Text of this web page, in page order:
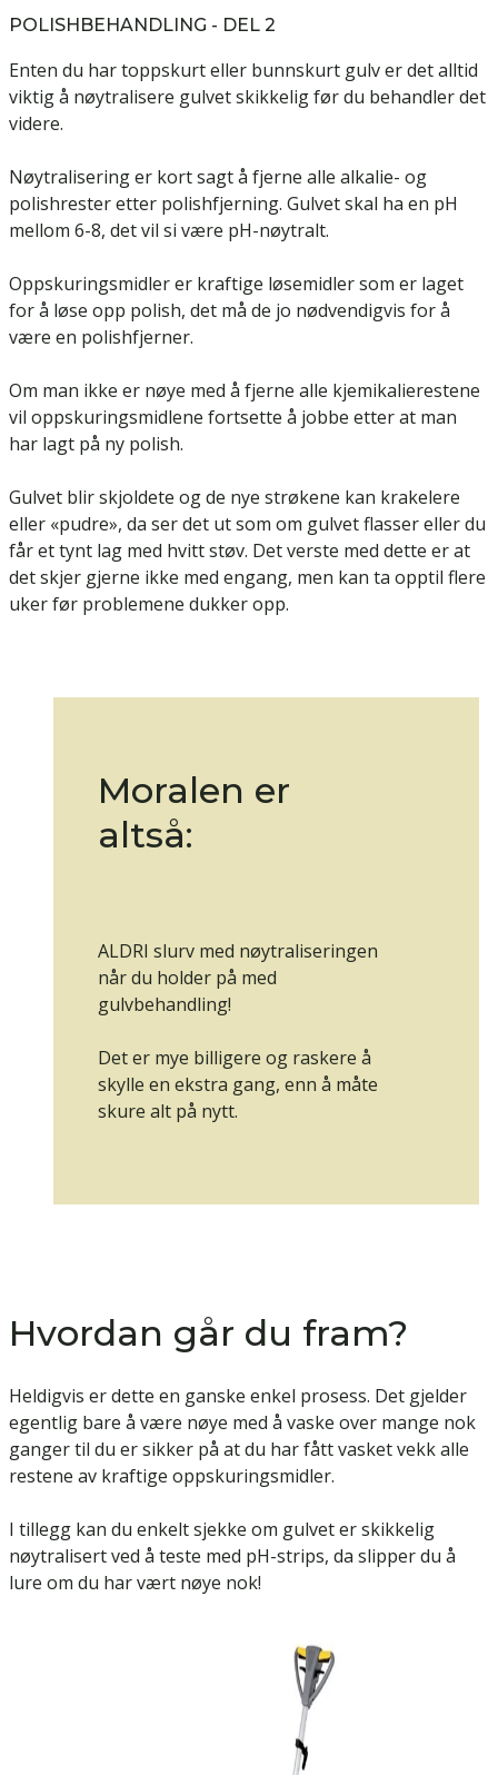
POLISHBEHANDLING - DEL 2
Enten du har toppskurt eller bunnskurt gulv er det alltid
viktig å nøytralisere gulvet skikkelig før du behandler det
videre.
Nøytralisering er kort sagt å fjerne alle alkalie- og
polishrester etter polishfjerning. Gulvet skal ha en pH
mellom 6-8, det vil si være pH-nøytralt.
Oppskuringsmidler er kraftige løsemidler som er laget
for å løse opp polish, det må de jo nødvendigvis for å
være en polishfjerner.
Om man ikke er nøye med å fjerne alle kjemikalierestene
vil oppskuringsmidlene fortsette å jobbe etter at man
har lagt på ny polish.
Gulvet blir skjoldete og de nye strøkene kan krakelere
eller «pudre», da ser det ut som om gulvet flasser eller du
får et tynt lag med hvitt støv. Det verste med dette er at
det skjer gjerne ikke med engang, men kan ta opptil flere
uker før problemene dukker opp.
Moralen er
altså:
ALDRI slurv med nøytraliseringen
når du holder på med
gulvbehandling!
Det er mye billigere og raskere å
skylle en ekstra gang, enn å måte
skure alt på nytt.
Hvordan går du fram?
Heldigvis er dette en ganske enkel prosess. Det gjelder
egentlig bare å være nøye med å vaske over mange nok
ganger til du er sikker på at du har fått vasket vekk alle
restene av kraftige oppskuringsmidler.
I tillegg kan du enkelt sjekke om gulvet er skikkelig
nøytralisert ved å teste med pH-strips, da slipper du å
lure om du har vært nøye nok!